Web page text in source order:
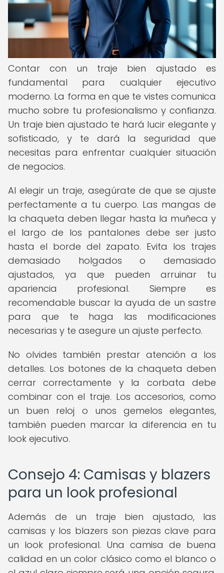
Contar con un traje bien ajustado es
fundamental para cualquier ejecutivo
moderno. La forma en que te vistes comunica
mucho sobre tu profesionalismo y confianza.
Un traje bien ajustado te hará lucir elegante y
sofisticado, y te dará la seguridad que
necesitas para enfrentar cualquier situación
de negocios.
Al elegir un traje, asegúrate de que se ajuste
perfectamente a tu cuerpo. Las mangas de
la chaqueta deben llegar hasta la muñeca y
el largo de los pantalones debe ser justo
hasta el borde del zapato. Evita los trajes
demasiado holgados o demasiado
ajustados, ya que pueden arruinar tu
apariencia profesional. Siempre es
recomendable buscar la ayuda de un sastre
para que te haga las modificaciones
necesarias y te asegure un ajuste perfecto.
No olvides también prestar atención a los
detalles. Los botones de la chaqueta deben
cerrar correctamente y la corbata debe
combinar con el traje. Los accesorios, como
un buen reloj o unos gemelos elegantes,
también pueden marcar la diferencia en tu
look ejecutivo.
Consejo 4: Camisas y blazers
para un look profesional
Además de un traje bien ajustado, las
camisas y los blazers son piezas clave para
un look profesional. Una camisa de buena
calidad en un color clásico como el blanco o